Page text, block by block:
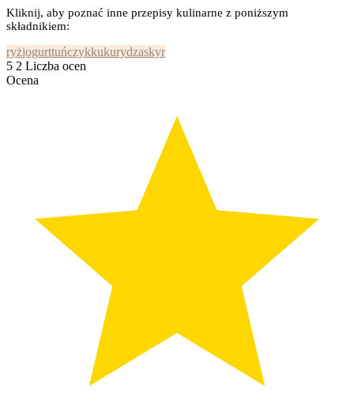
Kliknij, aby poznać inne przepisy kulinarne z poniższym
składnikiem:
ryżjogurttuńczykkukurydzaskyr
5 2 Liczba ocen
Ocena